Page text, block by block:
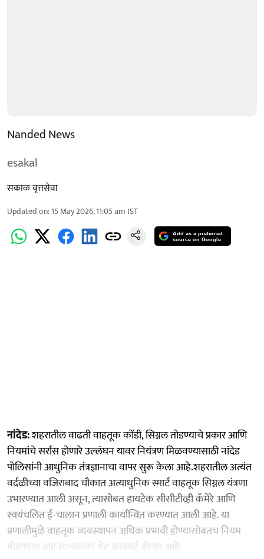
Nanded News
esakal
सकाळ वृत्तसेवा
Updated on:15 May 2026, 11:05 am IST
Add as a preferred
source on Google
नांदेड:शहरातील वाढती वाहतूक कोंडी, सिग्नल तोडण्याचे प्रकार आणि
नियमांचे सर्रास होणारे उल्लंघन यावर नियंत्रण मिळवण्यासाठी नांदेड
पोलिसांनी आधुनिक तंत्रज्ञानाचा वापर सुरू केला आहे.शहरातील अत्यंत
वर्दळीच्या वजिराबाद चौकात अत्याधुनिक स्मार्ट वाहतूक सिग्नल यंत्रणा
उभारण्यात आली असून, त्यासोबत हायटेक सीसीटीव्ही कॅमेरे आणि
स्वयंचलित ई-चालान प्रणाली कार्यान्वित करण्यात आली आहे. या
प्रणालीमुळे वाहतूक व्यवस्थापन अधिक प्रभावी होण्यासोबतच नियम
मोडणाऱ्या वाहनधारकांवर थेट कारवाई होणार आहे.